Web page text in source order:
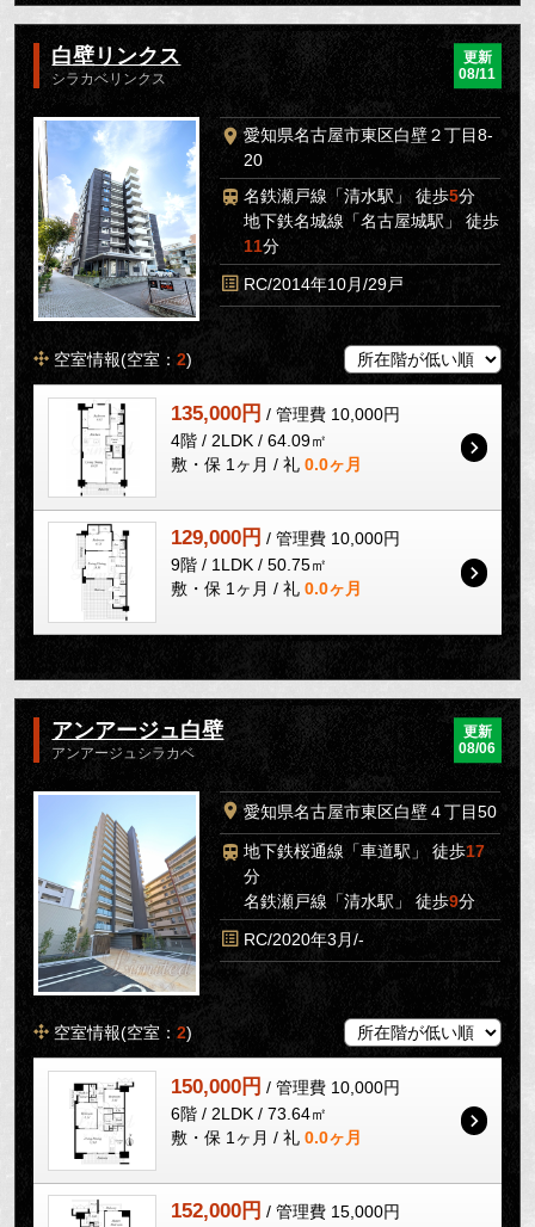
白壁リンクス
シラカベリンクス
更新
08/11
愛知県名古屋市東区白壁２丁目8-
20
名鉄瀬戸線「清水駅」 徒歩5分
地下鉄名城線「名古屋城駅」 徒歩
11分
RC/2014年10月/29戸
空室情報(空室：2)
135,000円 / 管理費 10,000円
4階 / 2LDK / 64.09㎡
敷・保 1ヶ月 / 礼 0.0ヶ月
129,000円 / 管理費 10,000円
9階 / 1LDK / 50.75㎡
敷・保 1ヶ月 / 礼 0.0ヶ月
アンアージュ白壁
アンアージュシラカベ
更新
08/06
愛知県名古屋市東区白壁４丁目50
地下鉄桜通線「車道駅」 徒歩17
分
名鉄瀬戸線「清水駅」 徒歩9分
RC/2020年3月/-
空室情報(空室：2)
150,000円 / 管理費 10,000円
6階 / 2LDK / 73.64㎡
敷・保 1ヶ月 / 礼 0.0ヶ月
152,000円 / 管理費 15,000円